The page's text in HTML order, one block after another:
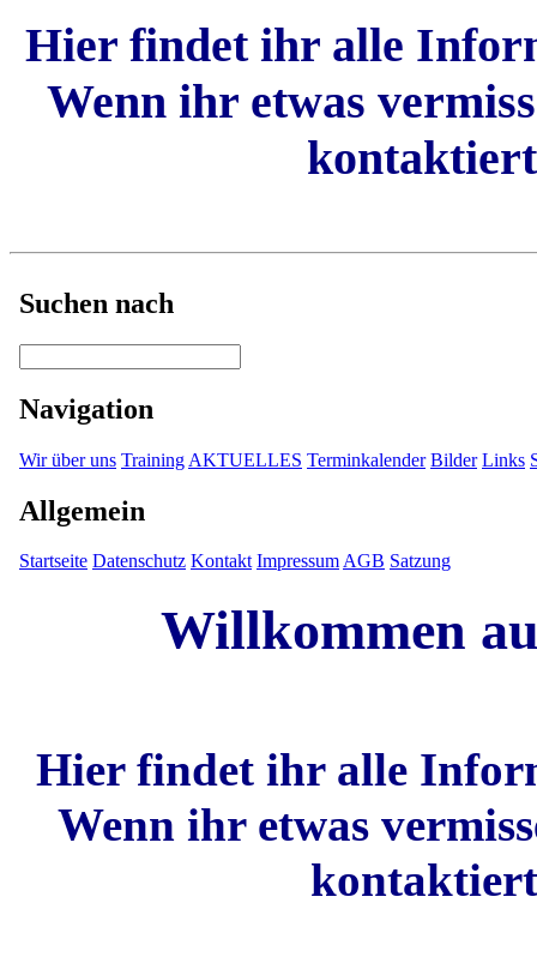
Hier findet ihr alle
Wenn ihr etwas